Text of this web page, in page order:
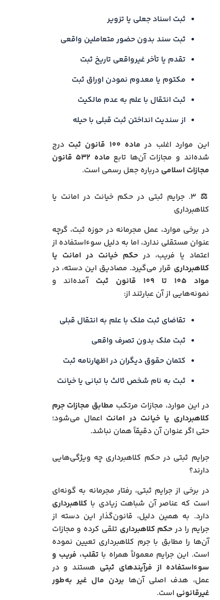
ثبت اسناد جعلی یا تزویر
ثبت سند بدون حضور متعاملین واقعی
تقدم یا تأخر غیرواقعی تاریخ ثبت
مکتوم یا معدوم نمودن اوراق ثبت
ثبت انتقال با علم به عدم مالکیت
از سندیت انداختن ثبت قبلی با حیله
این موارد اغلب در ماده ۱۰۰ قانون ثبت
درج
شده‌اند و مجازات آن‌ها تابع
ماده ۵۳۲ قانون
مجازات اسلامی درباره جعل رسمی است.
⚖️ ۳. جرایم ثبتی در حکم خیانت در امانت یا
کلاهبرداری
در برخی موارد، عمل مجرمانه در حوزه ثبت، گرچه
عنوان مستقلی ندارد، اما به دلیل سوءاستفاده از
اعتماد یا فریب، درحکم خیانت در امانت یا
کلاهبرداری قرار می‌گیرد. مصادیق این دسته، در
مواد ۱۰۵ تا ۱۰۹ قانون ثبت
آمده‌اند و
نمونه‌هایی از آن عبارتند از:
تقاضای ثبت ملک با علم به انتقال قبلی
ثبت ملک بدون تصرف واقعی
کتمان حقوق دیگران در اظهارنامه ثبت
ثبت به نام شخص ثالث با تبانی یا خیانت
در این موارد، مجازات مرتکب مطابق مجازات جرم
کلاهبرداری یا خیانت در امانت اعمال می‌شود؛
حتی اگر عنوان آن دقیقاً همان نباشد.
جرایم ثبتی در حکم کلاهبرداری چه ویژگی‌هایی
دارند؟
در برخی از جرایم ثبتی، رفتار مجرمانه به گونه‌ای
است که عناصر آن شباهت زیادی با کلاهبرداری
دارد. به همین دلیل، قانون‌گذار این دسته از
جرایم را در حکم کلاهبرداری تلقی کرده و مجازات
آن‌ها را مطابق با جرم کلاهبرداری تعیین نموده
است. این جرایم معمولاً همراه با تقلب، فریب و
سوءاستفاده از فرآیندهای ثبتی هستند و در
عمل، هدف اصلی آن‌ها بردن مال غیر به‌طور
غیرقانونی است.